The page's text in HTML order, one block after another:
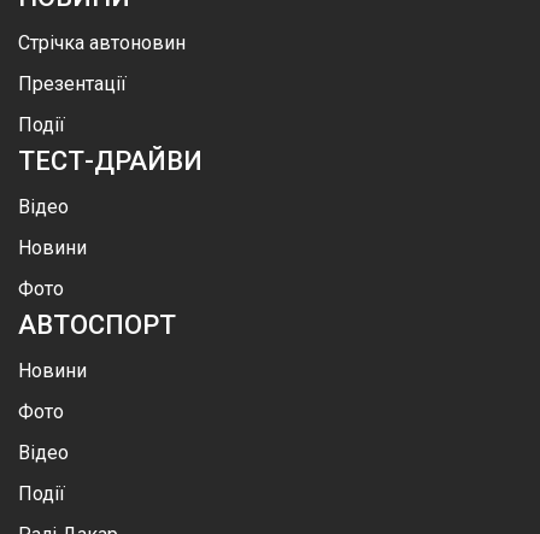
Стрічка автоновин
Презентації
Події
ТЕСТ-ДРАЙВИ
Відео
Новини
Фото
АВТОСПОРТ
Новини
Фото
Відео
Події